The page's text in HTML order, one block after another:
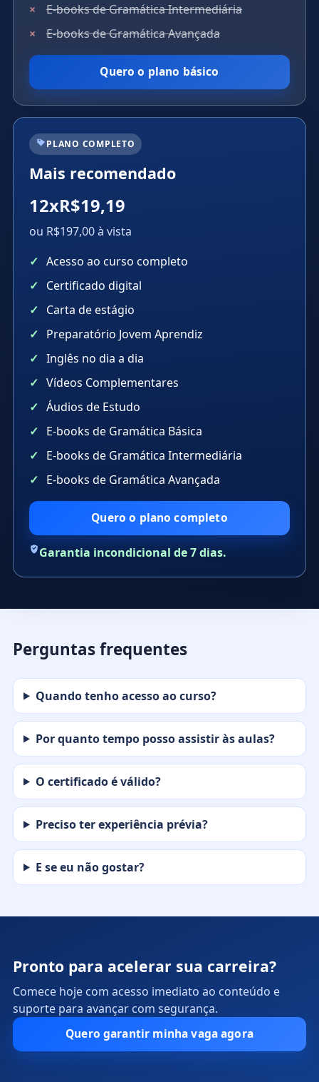
E-books de Gramática Intermediária
E-books de Gramática Avançada
Quero o plano básico
PLANO COMPLETO
Mais recomendado
12xR$19,19
ou R$197,00 à vista
Acesso ao curso completo
Certificado digital
Carta de estágio
Preparatório Jovem Aprendiz
Inglês no dia a dia
Vídeos Complementares
Áudios de Estudo
E-books de Gramática Básica
E-books de Gramática Intermediária
E-books de Gramática Avançada
Quero o plano completo
Garantia incondicional de 7 dias.
Perguntas frequentes
Quando tenho acesso ao curso?
Por quanto tempo posso assistir às aulas?
O certificado é válido?
Preciso ter experiência prévia?
E se eu não gostar?
Pronto para acelerar sua carreira?
Comece hoje com acesso imediato ao conteúdo e
suporte para avançar com segurança.
Quero garantir minha vaga agora